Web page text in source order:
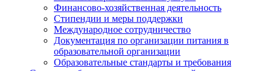
Финансово-хозяйственная деятельность
Стипендии и меры поддержки
Международное сотрудничество
Документация по организации питания в
образовательной организации
Образовательные стандарты и требования